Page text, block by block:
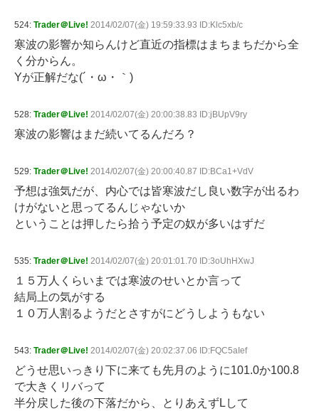
524: Trader＠Live! 2014/02/07(金) 19:59:33.93 ID:Klc5xb/c
寒波の影響か知らんけど直近の指標はまちまちだから全
く分からん。
Yが正解だな(´・ω・｀)
528: Trader＠Live! 2014/02/07(金) 20:00:38.83 ID:jBUpV9ry
寒波の影響はまだ続いてるんだろ？
529: Trader＠Live! 2014/02/07(金) 20:00:40.87 ID:BCa1+VdV
予想は強気だが、内心では皆寒波だし良い数字が出るわ
けがないと思ってるんじゃないか
ということは押したら拾う予定の奴が多いはずだ
535: Trader＠Live! 2014/02/07(金) 20:01:01.70 ID:3oUhHXwJ
１５万人くらいまでは寒波のせいとか言って
結局上の気がする
１０万人割るようだとさすがにどうしようもない
543: Trader＠Live! 2014/02/07(金) 20:02:37.06 ID:FQC5aIef
どうせ思いっきり下に来ても先月のように101.0か100.8
で大きくリバって
半分戻した後の下落だから、とりあえずLして